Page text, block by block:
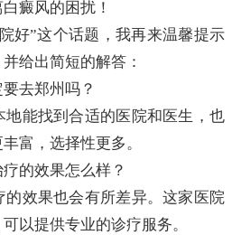
癜风的困扰！
好”这个话题，我再来温馨提示
给出简短的解答：
去郑州吗？
能找到合适的医院和医生，也
富，选择性更多。
的效果怎么样？
效果也会有所差异。这家医院
以提供专业的诊疗服务。